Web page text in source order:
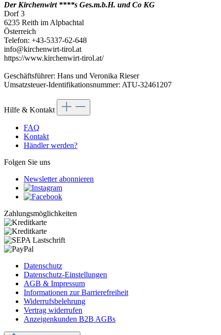
Der Kirchenwirt ****s Ges.m.b.H. und Co KG
Dorf 3
6235 Reith im Alpbachtal
Österreich
Telefon: +43-5337-62-648
info@kirchenwirt-tirol.at
https://www.kirchenwirt-tirol.at/
Geschäftsführer: Hans und Veronika Rieser
Umsatzsteuer-Identifikationsnummer: ATU-32461207
Hilfe & Kontakt
FAQ
Kontakt
Händler werden?
Folgen Sie uns
Newsletter abonnieren
Zahlungsmöglichkeiten
Datenschutz
Datenschutz-Einstellungen
AGB & Impressum
Informationen zur Barrierefreiheit
Widerrufsbelehrung
Vertrag widerrufen
Anzeigenkunden B2B AGBs